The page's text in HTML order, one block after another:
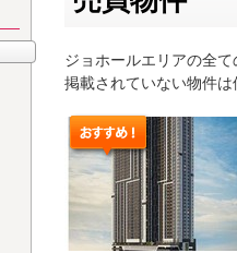
ジョホールエリアの全
掲載されていない物件